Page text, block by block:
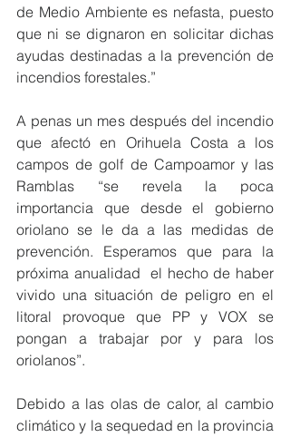
de Medio Ambiente es nefasta, puesto
que ni se dignaron en solicitar dichas
ayudas destinadas a la prevención de
incendios forestales.”
A penas un mes después del incendio
que afectó en Orihuela Costa a los
campos de golf de Campoamor y las
Ramblas “se revela la poca
importancia que desde el gobierno
oriolano se le da a las medidas de
prevención. Esperamos que para la
próxima anualidad  el hecho de haber
vivido una situación de peligro en el
litoral provoque que PP y VOX se
pongan a trabajar por y para los
oriolanos”.
Debido a las olas de calor, al cambio
climático y la sequedad en la provincia